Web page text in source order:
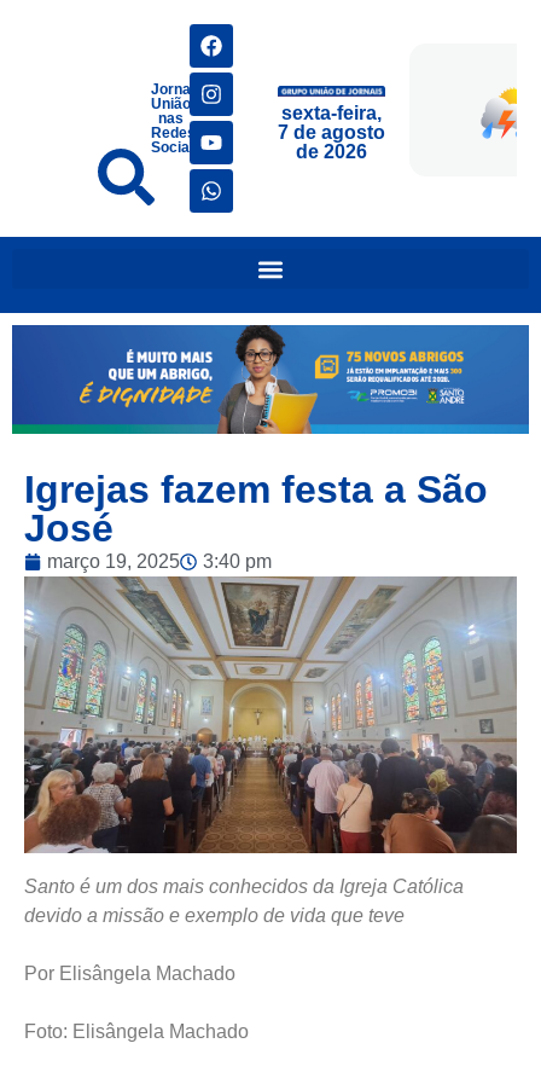
Jornais
União
nas
Redes
Sociais
sexta-feira,
7 de agosto
de 2026
Igrejas fazem festa a São
José
março 19, 2025 3:40 pm
Santo é um dos mais conhecidos da Igreja Católica
devido a missão e exemplo de vida que teve
Por Elisângela Machado
Foto: Elisângela Machado